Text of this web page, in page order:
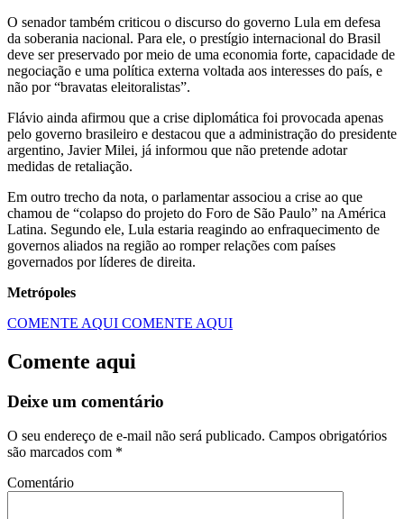
O senador também criticou o discurso do governo Lula em defesa
da soberania nacional. Para ele, o prestígio internacional do Brasil
deve ser preservado por meio de uma economia forte, capacidade de
negociação e uma política externa voltada aos interesses do país, e
não por “bravatas eleitoralistas”.
Flávio ainda afirmou que a crise diplomática foi provocada apenas
pelo governo brasileiro e destacou que a administração do presidente
argentino, Javier Milei, já informou que não pretende adotar
medidas de retaliação.
Em outro trecho da nota, o parlamentar associou a crise ao que
chamou de “colapso do projeto do Foro de São Paulo” na América
Latina. Segundo ele, Lula estaria reagindo ao enfraquecimento de
governos aliados na região ao romper relações com países
governados por líderes de direita.
Metrópoles
COMENTE AQUI COMENTE AQUI
Comente aqui
Deixe um comentário
O seu endereço de e-mail não será publicado. Campos obrigatórios
são marcados com *
Comentário